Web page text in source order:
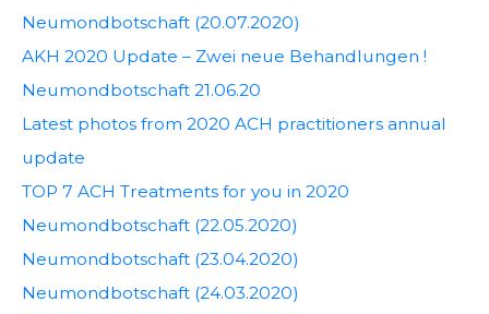
Neumondbotschaft (20.07.2020)
AKH 2020 Update – Zwei neue Behandlungen !
Neumondbotschaft 21.06.20
Latest photos from 2020 ACH practitioners annual
update
TOP 7 ACH Treatments for you in 2020
Neumondbotschaft (22.05.2020)
Neumondbotschaft (23.04.2020)
Neumondbotschaft (24.03.2020)